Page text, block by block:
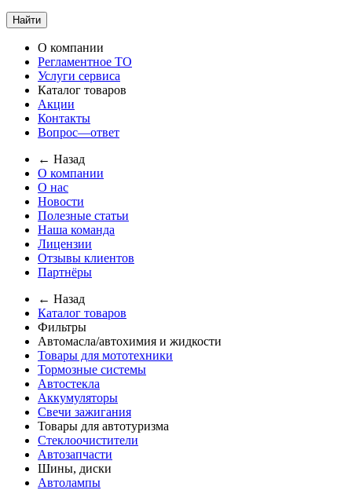
Найти
О компании
Регламентное ТО
Услуги сервиса
Каталог товаров
Акции
Контакты
Вопрос—ответ
← Назад
О компании
О нас
Новости
Полезные статьи
Наша команда
Лицензии
Отзывы клиентов
Партнёры
← Назад
Каталог товаров
Фильтры
Автомасла/автохимия и жидкости
Товары для мототехники
Тормозные системы
Автостекла
Аккумуляторы
Свечи зажигания
Товары для автотуризма
Стеклоочистители
Автозапчасти
Шины, диски
Автолампы